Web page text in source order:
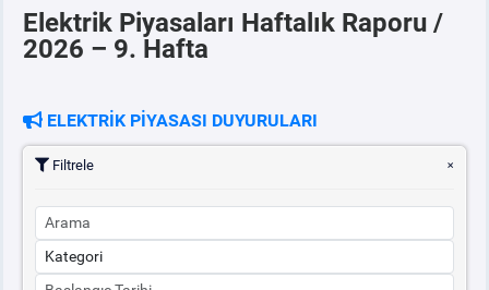
ÖRNEK FİNANS BELGELERİ
PİYASAKAYITSÜRECİ
SERBEST TÜKETİCİ
MALİ UZLAŞTIRMA
Elektrik Piyasaları Haftalık Raporu /
2026 – 9. Hafta
ELEKTRİK PİYASASI DUYURULARI
Filtrele